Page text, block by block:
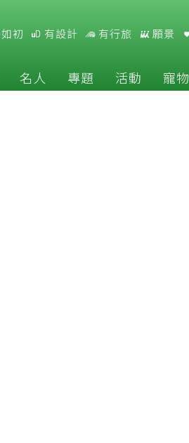
初 有設計 有行旅 願景
名人 專題 活動 寵物